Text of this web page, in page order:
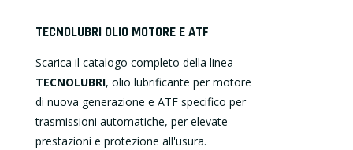
TECNOLUBRI OLIO MOTORE E ATF
Scarica il catalogo completo della linea
TECNOLUBRI, olio lubrificante per motore
di nuova generazione e ATF specifico per
trasmissioni automatiche, per elevate
prestazioni e protezione all'usura.